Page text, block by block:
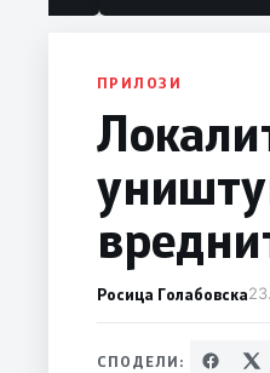
ПРИЛОЗИ
Росица Голабовска
СПОДЕЛИ: